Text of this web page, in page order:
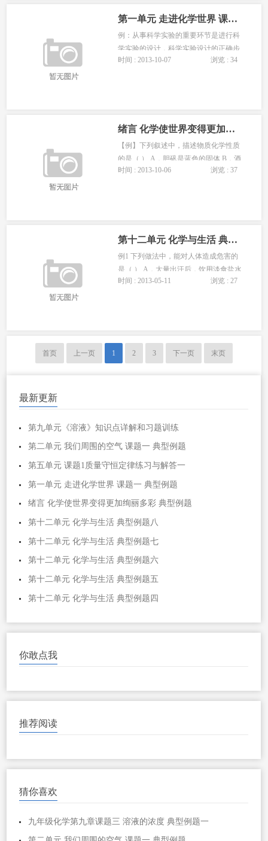
第一单元 走进化学世界 课题一 典型例题
例：从事科学实验的重要环节是进行科
学实验的设计，科学实验设计的正确步
骤应为（ ）。 ①充分占有资料 ②设计
时间 : 2013-10-07 浏览 : 34
绪言 化学使世界变得更加绚丽多彩 典型例题
【例】下列叙述中，描述物质化学性质
的是（ ） A．胆矾是蓝色的固体 B．酒
精是易挥发的有酒味的无色液体 C．铜
时间 : 2013-10-06 浏览 : 37
第十二单元 化学与生活 典型例题八
例1 下列做法中，能对人体造成危害的
是（ ） A．大量出汗后，饮用淡食盐水
B．用二氧化硫气体漂白馒头 C．用小
时间 : 2013-05-11 浏览 : 27
首页 上一页 1 2 3 下一页 末页
最新更新
第九单元《溶液》知识点详解和习题训练
第二单元 我们周围的空气 课题一 典型例题
第五单元 课题1质量守恒定律练习与解答一
第一单元 走进化学世界 课题一 典型例题
绪言 化学使世界变得更加绚丽多彩 典型例题
第十二单元 化学与生活 典型例题八
第十二单元 化学与生活 典型例题七
第十二单元 化学与生活 典型例题六
第十二单元 化学与生活 典型例题五
第十二单元 化学与生活 典型例题四
你敢点我
推荐阅读
猜你喜欢
九年级化学第九章课题三 溶液的浓度 典型例题一